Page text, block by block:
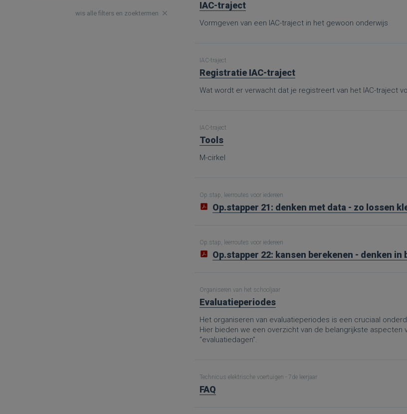
wis alle filters en zoektermen
IAC-traject
Vormgeven van een IAC-traject in het gewoon onderwijs
IAC-traject
Registratie IAC-traject
Wat wordt er verwacht dat je registreert van het IAC-traject
IAC-traject
Tools
M-cirkel
Op.stap, leerroutes voor iedereen
Op.stapper 21: denken met data - zo lossen
Op.stap, leerroutes voor iedereen
Op.stapper 22: kansen berekenen - denken in
Organiseren van het schooljaar
Evaluatieperiodes
Het organiseren van evaluatieperiodes is een cruciaal
Hier bieden we een overzicht van de belangrijkste aspecten
“evaluatiedagen”.
Technicus elektrische voertuigen - 7de leerjaar
FAQ